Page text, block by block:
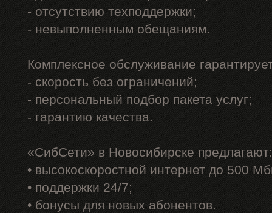
- отсутствию техподдержки;
- невыполненным обещаниям.
Комплексное обслуживание
- скорость без ограничений;
- персональный подбор пакета услуг;
- гарантию качества.
«СибСети» в Новосибирске предлагают:
• высокоскоростной интернет до 500
• поддержки 24/7;
• бонусы для новых абонентов.